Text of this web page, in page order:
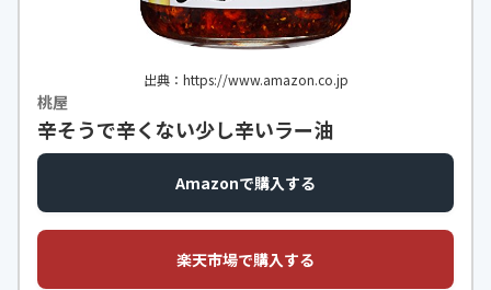
出典：https://www.amazon.co.jp
桃屋
辛そうで辛くない少し辛いラー油
Amazonで購入する
楽天市場で購入する